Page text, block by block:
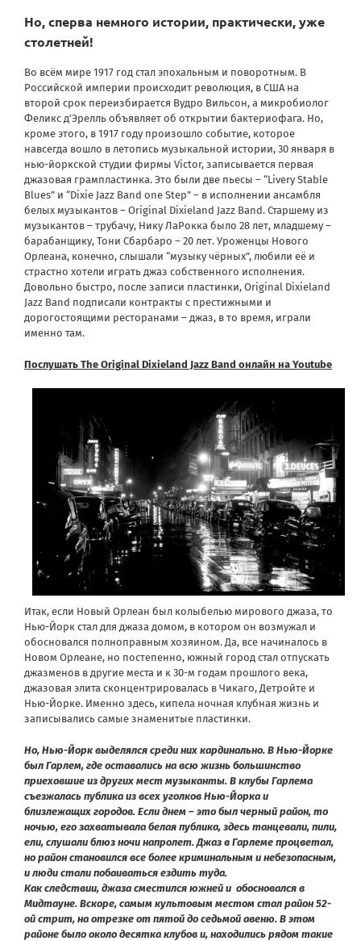
Но, сперва немного истории, практически, уже
столетней!
Во всём мире 1917 год стал эпохальным и поворотным. В
Российской империи происходит революция, в США на
второй срок переизбирается Вудро Вильсон, а микробиолог
Феликс д’Эрелль объявляет об открытии бактериофага. Но,
кроме этого, в 1917 году произошло событие, которое
навсегда вошло в летопись музыкальной истории, 30 января в
нью-йоркской студии фирмы Victor, записывается первая
джазовая грампластинка. Это были две пьесы – “Livery Stable
Blues” и “Dixie Jazz Band one Step” – в исполнении ансамбля
белых музыкантов – Original Dixieland Jazz Band. Старшему из
музыкантов – трубачу, Нику ЛаРокка было 28 лет, младшему –
барабанщику, Тони Сбарбаро – 20 лет. Уроженцы Нового
Орлеана, конечно, слышали “музыку чёрных”, любили её и
страстно хотели играть джаз собственного исполнения.
Довольно быстро, после записи пластинки, Original Dixieland
Jazz Band подписали контракты с престижными и
дорогостоящими ресторанами – джаз, в то время, играли
именно там.
Послушать The Original Dixieland Jazz Band онлайн на Youtube
Итак, если Новый Орлеан был колыбелью мирового джаза, то
Нью-Йорк стал для джаза домом, в котором он возмужал и
обосновался полноправным хозяином. Да, все начиналось в
Новом Орлеане, но постепенно, южный город стал отпускать
джазменов в другие места и к 30-м годам прошлого века,
джазовая элита сконцентрировалась в Чикаго, Детройте и
Нью-Йорке. Именно здесь, кипела ночная клубная жизнь и
записывались самые знаменитые пластинки.
Но, Нью-Йорк выделялся среди них кардинально. В Нью-Йорке
был Гарлем, где оставались на всю жизнь большинство
приехавшие из других мест музыканты. В клубы Гарлема
съезжалась публика из всех уголков Нью-Йорка и
близлежащих городов. Если днем – это был черный район, то
ночью, его захватывала белая публика, здесь танцевали, пили,
ели, слушали блюз ночи напролет. Джаз в Гарлеме процветал,
но район становился все более криминальным и небезопасным,
и люди стали побаиваться ездить туда.
Как следствии, джаза сместился южней и обосновался в
Мидтауне. Вскоре, самым культовым местом стал район 52-
ой стрит, на отрезке от пятой до седьмой авеню. В этом
районе было около десятка клубов и, находились рядом такие